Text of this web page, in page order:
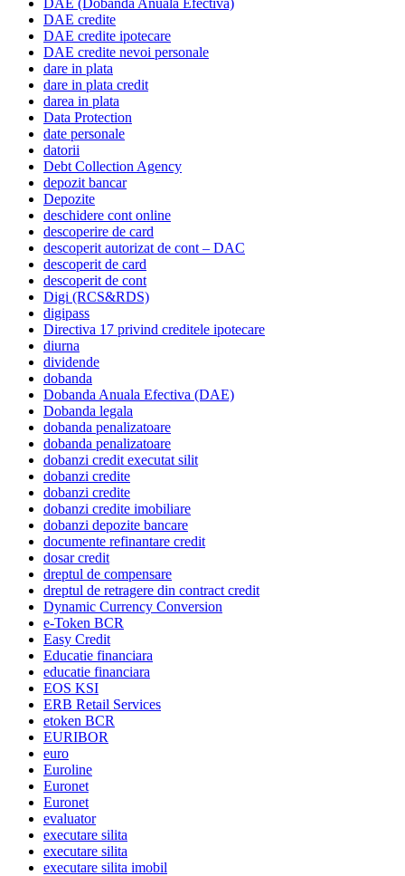
DAE (Dobanda Anuala Efectiva)
DAE credite
DAE credite ipotecare
DAE credite nevoi personale
dare in plata
dare in plata credit
darea in plata
Data Protection
date personale
datorii
Debt Collection Agency
depozit bancar
Depozite
deschidere cont online
descoperire de card
descoperit autorizat de cont – DAC
descoperit de card
descoperit de cont
Digi (RCS&RDS)
digipass
Directiva 17 privind creditele ipotecare
diurna
dividende
dobanda
Dobanda Anuala Efectiva (DAE)
Dobanda legala
dobanda penalizatoare
dobanda penalizatoare
dobanzi credit executat silit
dobanzi credite
dobanzi credite
dobanzi credite imobiliare
dobanzi depozite bancare
documente refinantare credit
dosar credit
dreptul de compensare
dreptul de retragere din contract credit
Dynamic Currency Conversion
e-Token BCR
Easy Credit
Educatie financiara
educatie financiara
EOS KSI
ERB Retail Services
etoken BCR
EURIBOR
euro
Euroline
Euronet
Euronet
evaluator
executare silita
executare silita
executare silita imobil